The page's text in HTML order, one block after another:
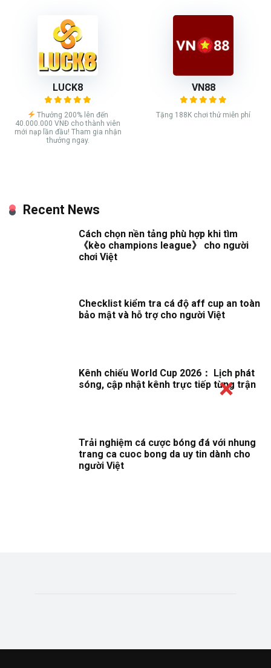
LUCK8
Thưởng 200% lên đến
40.000.000 VNĐ cho thành viên
mới nạp lần đầu! Tham gia nhận
thưởng ngay.
VN88
Tặng 188K chơi thử miễn phí
Recent News
Cách chọn nền tảng phù hợp khi tìm
《kèo champions league》 cho người
chơi Việt
Checklist kiểm tra cá độ aff cup an toàn
bảo mật và hỗ trợ cho người Việt
Kênh chiếu World Cup 2026： Lịch phát
sóng, cập nhật kênh trực tiếp từng trận
Trải nghiệm cá cược bóng đá với nhung
trang ca cuoc bong da uy tin dành cho
người Việt